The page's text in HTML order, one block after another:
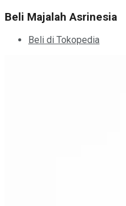
Beli Majalah Asrinesia
Beli di Tokopedia